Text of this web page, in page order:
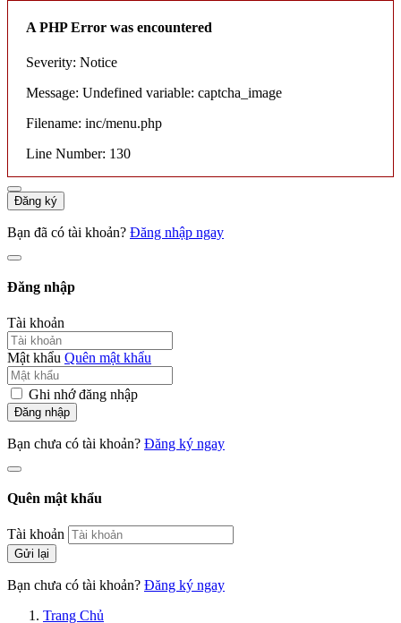
A PHP Error was encountered
Severity: Notice
Message: Undefined variable: captcha_image
Filename: inc/menu.php
Line Number: 130
Đăng ký
Bạn đã có tài khoản? Đăng nhập ngay
Đăng nhập
Tài khoản
Mật khẩu Quên mật khẩu
Ghi nhớ đăng nhập
Đăng nhập
Bạn chưa có tài khoản? Đăng ký ngay
Quên mật khẩu
Tài khoản
Gửi lại
Bạn chưa có tài khoản? Đăng ký ngay
Trang Chủ